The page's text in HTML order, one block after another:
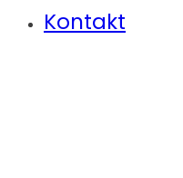
Kontakt